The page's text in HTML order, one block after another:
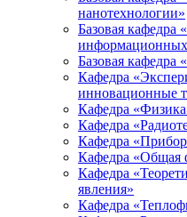
нанотехнологии»
Базовая кафедра
информационных
Базовая
Кафедра
инновационные
Кафедра
Кафедра
Кафедра
Кафедра «Общая
Кафедра
явления»
Кафедра